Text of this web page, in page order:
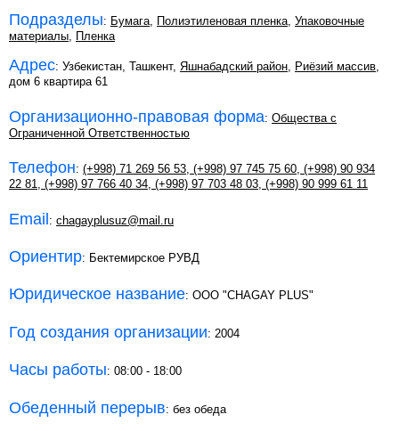
Подразделы: Бумага, Полиэтиленовая пленка, Упаковочные
материалы, Пленка
Адрес: Узбекистан, Ташкент, Яшнабадский район, Риёзий массив,
дом 6 квартира 61
Организационно-правовая форма: Общества с
Ограниченной Ответственностью
Телефон: (+998) 71 269 56 53, (+998) 97 745 75 60, (+998) 90 934
22 81, (+998) 97 766 40 34, (+998) 97 703 48 03, (+998) 90 999 61 11
Email: chagayplusuz@mail.ru
Ориентир: Бектемирское РУВД
Юридическое название: OOO "CHAGAY PLUS"
Год создания организации: 2004
Часы работы: 08:00 - 18:00
Обеденный перерыв: без обеда